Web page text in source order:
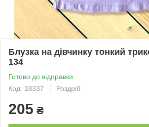
Блузка на дівчинку тонкий
134
Готово до відправки
Код: 18337
Роздріб
205 ₴